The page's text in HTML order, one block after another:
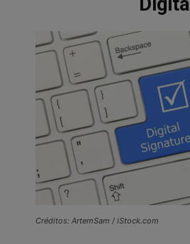
Créditos: ArtemSam / iStock.com